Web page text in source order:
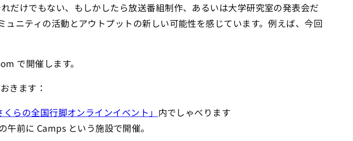
だけでもない、もしかしたら放送番組制作、あるいは大学研究室の発表会だ
ニティの活動とアウトプットの新しい可能性を感じています。例えば、今回
で開催します。
きます：
くらの全国行脚オンラインイベント」 内でしゃべります
午前に Camps という施設で開催。